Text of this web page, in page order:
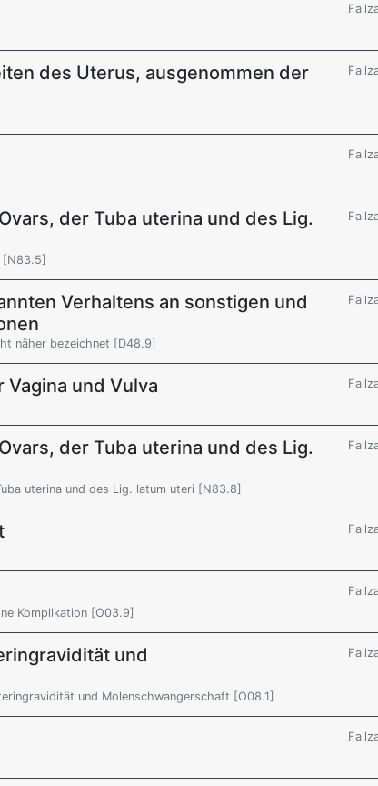
des Uterus, ausgenommen der
der Tuba uterina und des Lig.
[N83.5]
Verhaltens an sonstigen und
näher bezeichnet [D48.9]
und Vulva
der Tuba uterina und des Lig.
uterina und des Lig. latum uteri [N83.8]
Komplikation [O03.9]
und
und Molenschwangerschaft [O08.1]